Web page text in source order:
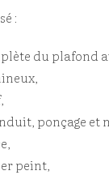
:
du plafond
ponçage et
peint,